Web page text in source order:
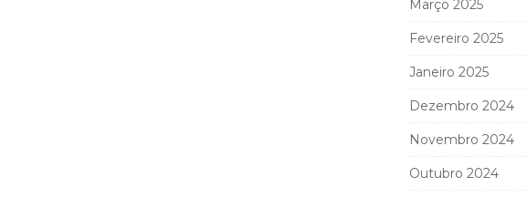
Março 2025
Fevereiro 2025
Janeiro 2025
Dezembro 2024
Novembro 2024
Outubro 2024